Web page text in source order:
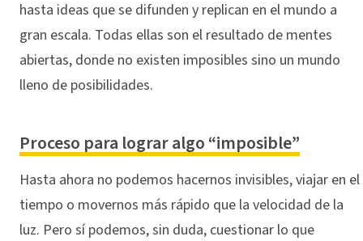
hasta ideas que se difunden y replican en el mundo a
gran escala. Todas ellas son el resultado de mentes
abiertas, donde no existen imposibles sino un mundo
lleno de posibilidades.
Proceso para lograr algo “imposible”
Hasta ahora no podemos hacernos invisibles, viajar en el
tiempo o movernos más rápido que la velocidad de la
luz. Pero sí podemos, sin duda, cuestionar lo que